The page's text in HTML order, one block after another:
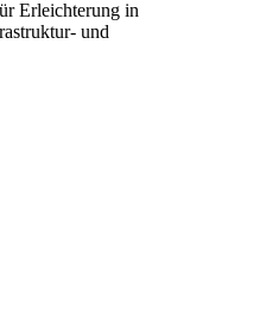
Erleichterung in
und